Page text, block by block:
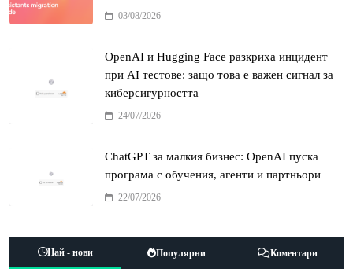
03/08/2026
OpenAI и Hugging Face разкриха инцидент
при AI тестове: защо това е важен сигнал за
киберсигурността
24/07/2026
ChatGPT за малкия бизнес: OpenAI пуска
програма с обучения, агенти и партньори
22/07/2026
Най - нови Популярни Коментари